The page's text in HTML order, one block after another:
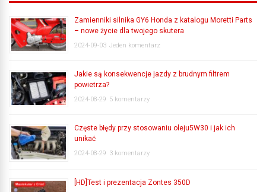
Zamienniki silnika GY6 Honda z katalogu Moretti Parts
– nowe życie dla twojego skutera
2024-09-03 Jeden komentarz
Jakie są konsekwencje jazdy z brudnym filtrem
powietrza?
2024-08-29 5 komentarzy
Częste błędy przy stosowaniu oleju5W30 i jak ich
unikać
2024-08-29 3 komentarzy
[HD]Test i prezentacja Zontes 350D